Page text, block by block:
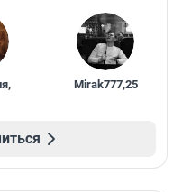
,
Mirak777,25